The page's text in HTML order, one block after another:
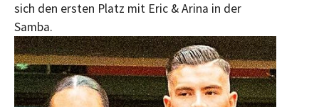
sich den ersten Platz mit Eric & Arina in der
Samba.